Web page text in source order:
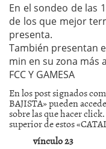
En el sondeo de las
de los que mejor
presenta.
También presentan
min en su zona más
FCC Y GAMESA
En los post signados
BAJISTA» pueden
sobre las que hacer
superior de estos
vínculo 23